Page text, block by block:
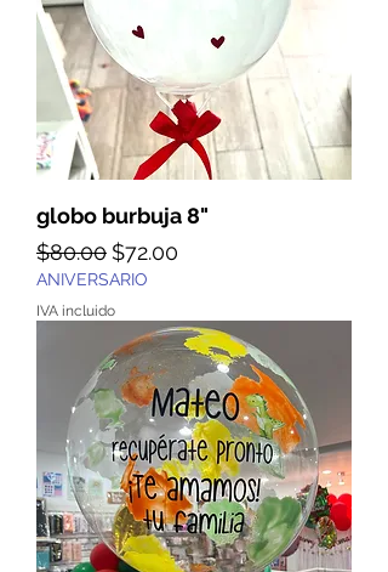
globo burbuja 8"
Precio
$80.00Precio de oferta
$72.00
ANIVERSARIO
IVA incluido